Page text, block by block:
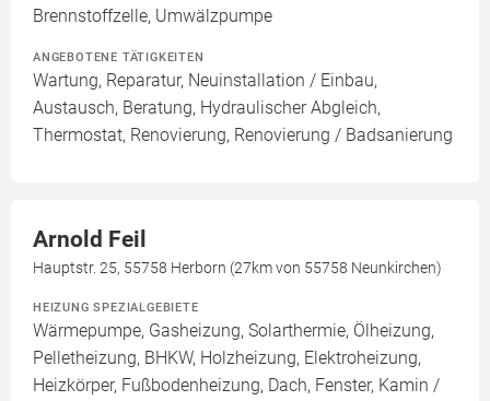
Brennstoffzelle, Umwälzpumpe
ANGEBOTENE TÄTIGKEITEN
Wartung, Reparatur, Neuinstallation / Einbau,
Austausch, Beratung, Hydraulischer Abgleich,
Thermostat, Renovierung, Renovierung / Badsanierung
Arnold Feil
Hauptstr. 25, 55758 Herborn (27km von 55758 Neunkirchen)
HEIZUNG SPEZIALGEBIETE
Wärmepumpe, Gasheizung, Solarthermie, Ölheizung,
Pelletheizung, BHKW, Holzheizung, Elektroheizung,
Heizkörper, Fußbodenheizung, Dach, Fenster, Kamin /